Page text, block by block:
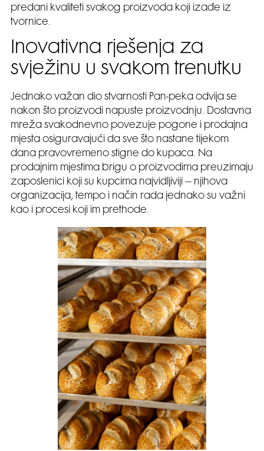
predani kvaliteti svakog proizvoda koji izađe iz
tvornice.
Inovativna rješenja za
svježinu u svakom trenutku
Jednako važan dio stvarnosti Pan-peka odvija se
nakon što proizvodi napuste proizvodnju. Dostavna
mreža svakodnevno povezuje pogone i prodajna
mjesta osiguravajući da sve što nastane tijekom
dana pravovremeno stigne do kupaca. Na
prodajnim mjestima brigu o proizvodima preuzimaju
zaposlenici koji su kupcima najvidljiviji – njihova
organizacija, tempo i način rada jednako su važni
kao i procesi koji im prethode.